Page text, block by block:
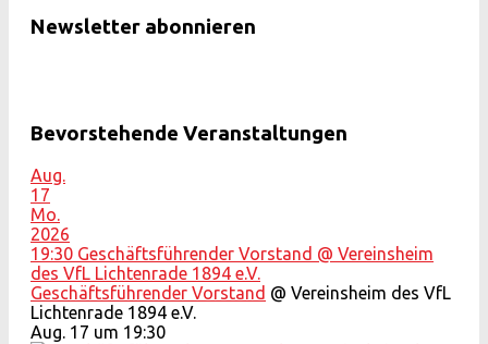
Newsletter abonnieren
Bevorstehende Veranstaltungen
Aug.
17
Mo.
2026
19:30 Geschäftsführender Vorstand @ Vereinsheim
des VfL Lichtenrade 1894 e.V.
Geschäftsführender Vorstand @ Vereinsheim des VfL
Lichtenrade 1894 e.V.
Aug. 17 um 19:30